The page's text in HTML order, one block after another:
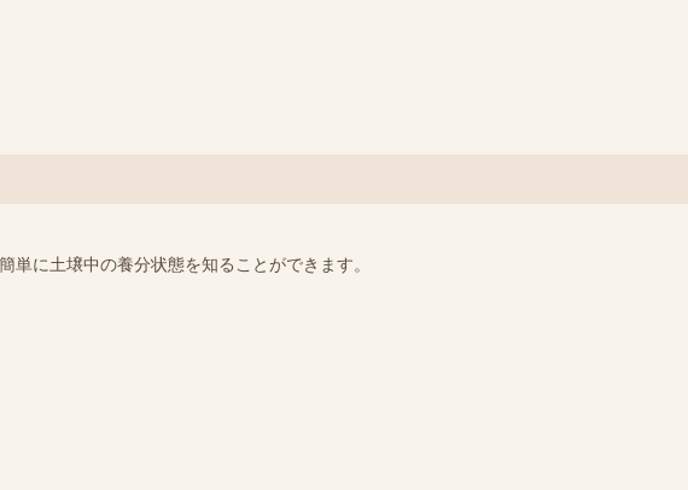
に土壌中の養分状態を知ることができます。